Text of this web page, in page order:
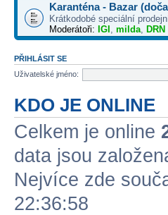
Karanténa - Bazar
Krátkodobé speciální
Moderátoři: IGI , milda, DRN
PŘIHLÁSIT SE
Uživatelské jméno:
KDO JE ONLINE
Celkem je online
data jsou
Nejvíce zde
22:36:58